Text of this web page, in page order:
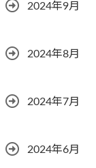
2024年9月
2024年8月
2024年7月
2024年6月